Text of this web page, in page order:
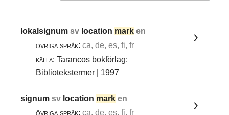
lokalsignumsv location mark en
övriga språk: ca, de, es, fi, fr
källa: Tarancos bokförlag:
Bibliotekstermer | 1997
signumsv location mark en
övriga språk: ca, de, es, fi, fr